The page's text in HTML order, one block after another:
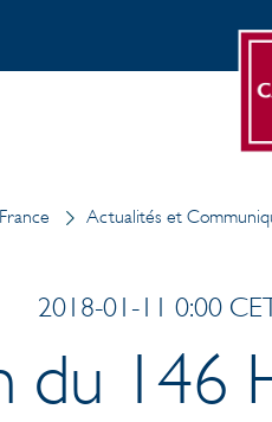
Actualités et
2018-01-11 0:00
du 146